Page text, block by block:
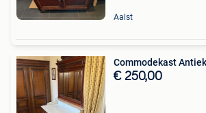
Aalst
Commodekast
€ 250,00